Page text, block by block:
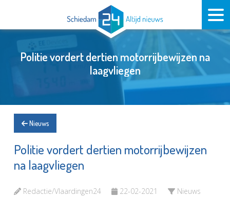
Politie vordert dertien motorrijbewijzen na
laagvliegen
Nieuws
Politie vordert dertien motorrijbewijzen
na laagvliegen
Redactie/Vlaardingen24 22-02-2021 Nieuws